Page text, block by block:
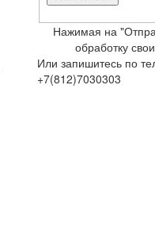
Нажимая на
обработку
Или запишитесь по
+7(812)7030303